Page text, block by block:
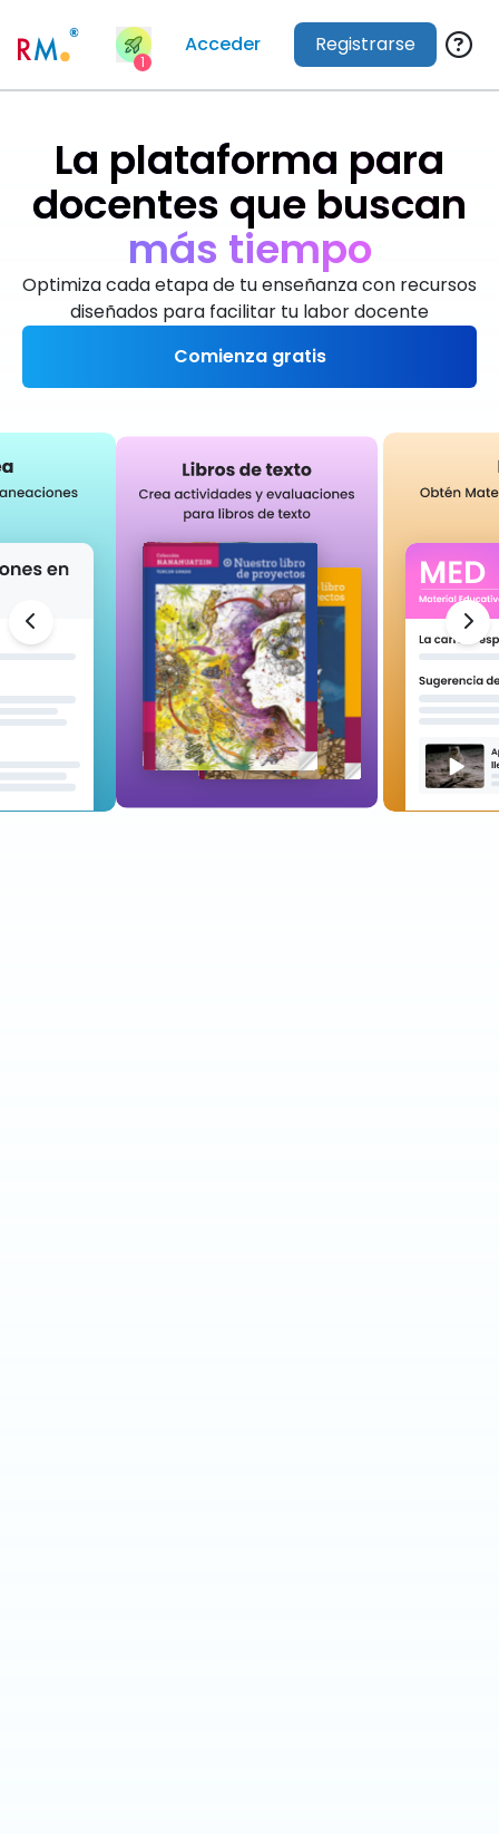
1
Acceder Registrarse
La plataforma para
docentes que buscan
más tiempo
Optimiza cada etapa de tu enseñanza con recursos
diseñados para facilitar tu labor docente
Comienza gratis